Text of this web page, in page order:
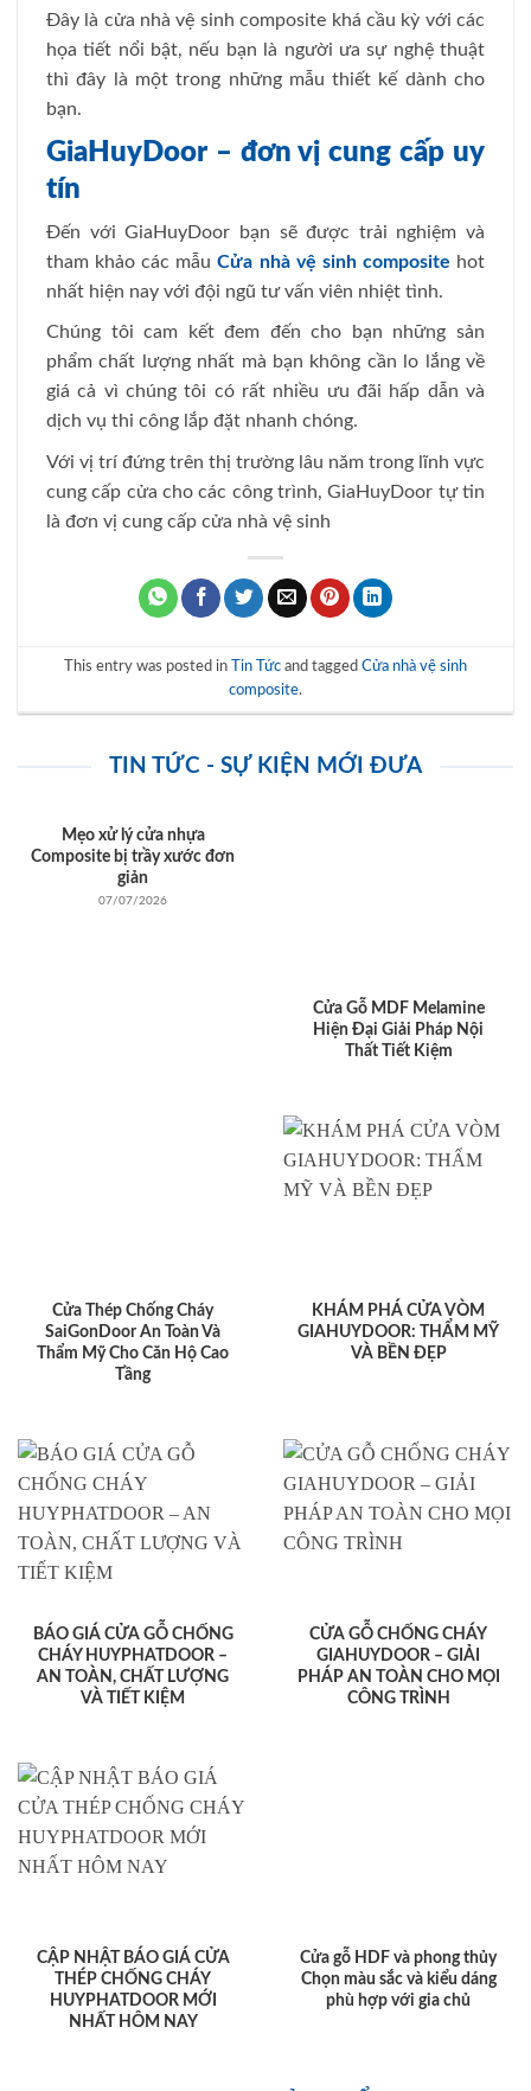
Đây là cửa nhà vệ sinh composite khá cầu kỳ với các
họa tiết nổi bật, nếu bạn là người ưa sự nghệ thuật
thì đây là một trong những mẫu thiết kế dành cho
bạn.
GiaHuyDoor – đơn vị cung cấp uy
tín
Đến với GiaHuyDoor bạn sẽ được trải nghiệm và
tham khảo các mẫuCửa nhà vệ sinh composite hot
nhất hiện nay với đội ngũ tư vấn viên nhiệt tình.
Chúng tôi cam kết đem đến cho bạn những sản
phẩm chất lượng nhất mà bạn không cần lo lắng về
giá cả vì chúng tôi có rất nhiều ưu đãi hấp dẫn và
dịch vụ thi công lắp đặt nhanh chóng.
Với vị trí đứng trên thị trường lâu năm trong lĩnh vực
cung cấp cửa cho các công trình, GiaHuyDoor tự tin
là đơn vị cung cấp cửa nhà vệ sinh
This entry was posted in Tin Tức and tagged Cửa nhà vệ sinh
composite.
TIN TỨC - SỰ KIỆN MỚI ĐƯA
Mẹo xử lý cửa nhựa
Composite bị trầy xước đơn
giản
07/07/2026
Cửa Gỗ MDF Melamine
Hiện Đại Giải Pháp Nội
Thất Tiết Kiệm
Cửa Thép Chống Cháy
SaiGonDoor An Toàn Và
Thẩm Mỹ Cho Căn Hộ Cao
Tầng
KHÁM PHÁ CỬA VÒM
GIAHUYDOOR: THẨM MỸ
VÀ BỀN ĐẸP
BÁO GIÁ CỬA GỖ CHỐNG
CHÁY HUYPHATDOOR –
AN TOÀN, CHẤT LƯỢNG
VÀ TIẾT KIỆM
CỬA GỖ CHỐNG CHÁY
GIAHUYDOOR – GIẢI
PHÁP AN TOÀN CHO MỌI
CÔNG TRÌNH
CẬP NHẬT BÁO GIÁ CỬA
THÉP CHỐNG CHÁY
HUYPHATDOOR MỚI
NHẤT HÔM NAY
Cửa gỗ HDF và phong thủy
Chọn màu sắc và kiểu dáng
phù hợp với gia chủ